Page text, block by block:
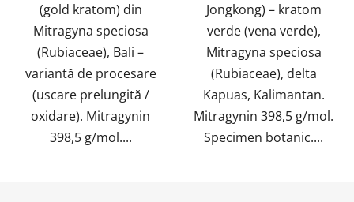
(gold kratom) din
Mitragyna speciosa
(Rubiaceae), Bali –
variantă de procesare
(uscare prelungită /
oxidare). Mitragynin
398,5 g/mol....
Jongkong) – kratom
verde (vena verde),
Mitragyna speciosa
(Rubiaceae), delta
Kapuas, Kalimantan.
Mitragynin 398,5 g/mol.
Specimen botanic....